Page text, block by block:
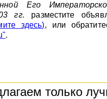
Его
гг. разместите
здесь), или
.
только